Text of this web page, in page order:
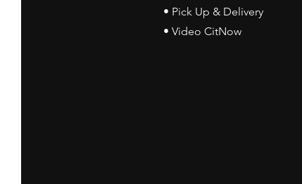
• Pick Up & Delivery
• Video CitNow